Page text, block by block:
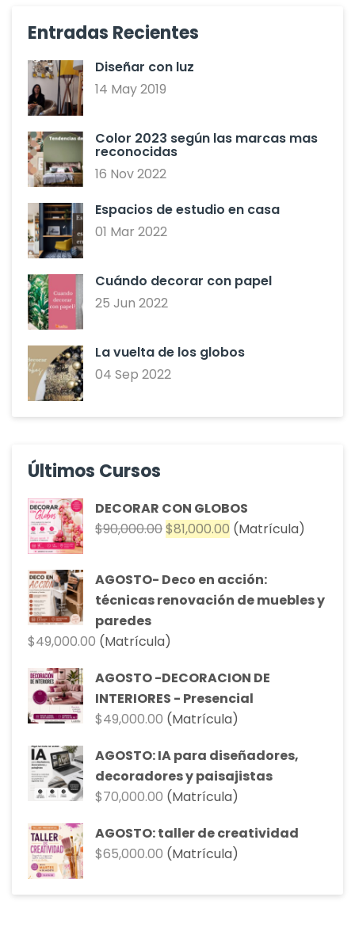
Entradas Recientes
Diseñar con luz
14 May 2019
Color 2023 según las marcas mas
reconocidas
16 Nov 2022
Espacios de estudio en casa
01 Mar 2022
Cuándo decorar con papel
25 Jun 2022
La vuelta de los globos
04 Sep 2022
Últimos Cursos
DECORAR CON GLOBOS
$90,000.00El
era:
$90,000.00.
$81,000.00 El
actual
es:
$81,000.00.
(Matrícula)
AGOSTO- Deco en acción:
técnicas renovación de muebles y
paredes
$49,000.00 (Matrícula)
AGOSTO -DECORACION DE
INTERIORES - Presencial
$49,000.00 (Matrícula)
AGOSTO: IA para diseñadores,
decoradores y paisajistas
$70,000.00 (Matrícula)
AGOSTO: taller de creatividad
$65,000.00 (Matrícula)